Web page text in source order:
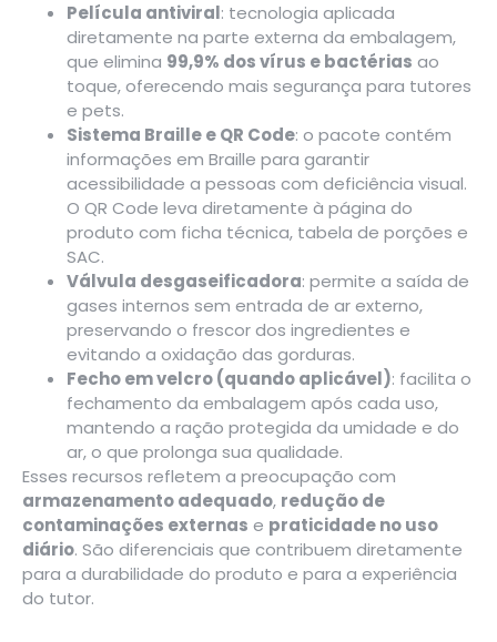
Película antiviral: tecnologia aplicada
diretamente na parte externa da embalagem,
que elimina 99,9% dos vírus e bactérias ao
toque, oferecendo mais segurança para tutores
e pets.
Sistema Braille e QR Code: o pacote contém
informações em Braille para garantir
acessibilidade a pessoas com deficiência visual.
O QR Code leva diretamente à página do
produto com ficha técnica, tabela de porções e
SAC.
Válvula desgaseificadora: permite a saída de
gases internos sem entrada de ar externo,
preservando o frescor dos ingredientes e
evitando a oxidação das gorduras.
Fecho em velcro (quando aplicável): facilita o
fechamento da embalagem após cada uso,
mantendo a ração protegida da umidade e do
ar, o que prolonga sua qualidade.
Esses recursos refletem a preocupação com
armazenamento adequado, redução de
contaminações externas e praticidade no uso
diário. São diferenciais que contribuem diretamente
para a durabilidade do produto e para a experiência
do tutor.